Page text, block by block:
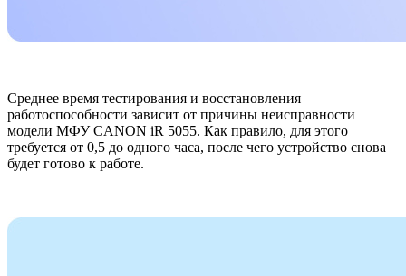
Среднее время тестирования и восстановления
работоспособности зависит от причины неисправности
модели МФУ CANON iR 5055. Как правило, для этого
требуется от 0,5 до одного часа, после чего устройство снова
будет готово к работе.